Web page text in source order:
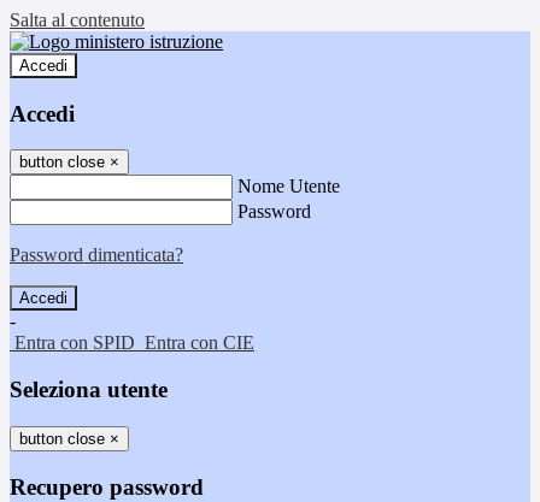
Salta al contenuto
Accedi
Accedi
button close ×
Nome Utente
Password
Password dimenticata?
-
Entra con SPID Entra con CIE
Seleziona utente
button close ×
Recupero password